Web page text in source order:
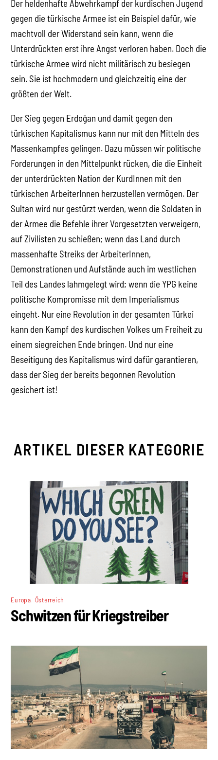
Der heldenhafte Abwehrkampf der kurdischen Jugend
gegen die türkische Armee ist ein Beispiel dafür, wie
machtvoll der Widerstand sein kann, wenn die
Unterdrückten erst ihre Angst verloren haben. Doch die
türkische Armee wird nicht militärisch zu besiegen
sein. Sie ist hochmodern und gleichzeitig eine der
größten der Welt.
Der Sieg gegen Erdoğan und damit gegen den
türkischen Kapitalismus kann nur mit den Mitteln des
Massenkampfes gelingen. Dazu müssen wir politische
Forderungen in den Mittelpunkt rücken, die die Einheit
der unterdrückten Nation der KurdInnen mit den
türkischen ArbeiterInnen herzustellen vermögen. Der
Sultan wird nur gestürzt werden, wenn die Soldaten in
der Armee die Befehle ihrer Vorgesetzten verweigern,
auf Zivilisten zu schießen; wenn das Land durch
massenhafte Streiks der ArbeiterInnen,
Demonstrationen und Aufstände auch im westlichen
Teil des Landes lahmgelegt wird; wenn die YPG keine
politische Kompromisse mit dem Imperialismus
eingeht. Nur eine Revolution in der gesamten Türkei
kann den Kampf des kurdischen Volkes um Freiheit zu
einem siegreichen Ende bringen. Und nur eine
Beseitigung des Kapitalismus wird dafür garantieren,
dass der Sieg der bereits begonnen Revolution
gesichert ist!
ARTIKEL DIESER KATEGORIE
Europa Österreich
Schwitzen für Kriegstreiber